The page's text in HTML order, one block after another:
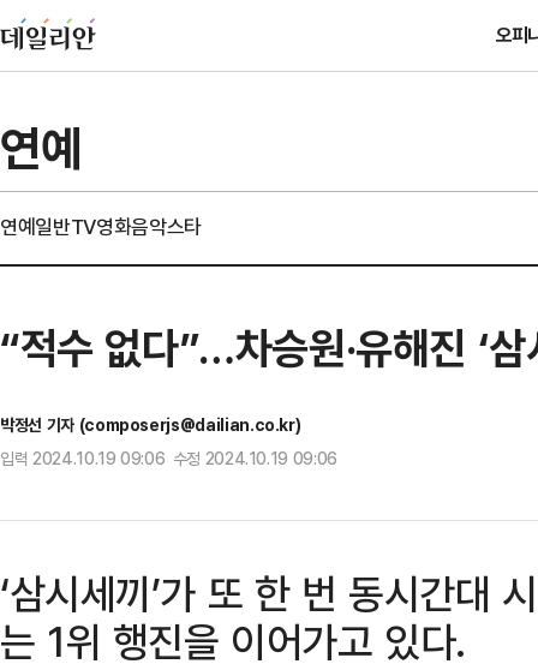
오피
연예
연예일반TV영화음악스타
“적수 없다”…차승원·유해진 ‘
박정선 기자 (composerjs@dailian.co.kr)
입력 2024.10.19 09:06 수정 2024.10.19 09:06
‘삼시세끼’가 또 한 번 동시간대
는 1위 행진을 이어가고 있다.